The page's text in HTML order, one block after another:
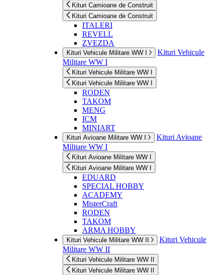
Kituri Camioane de Construit
Kituri Camioane de Construit
ITALERI
REVELL
ZVEZDA
Kituri Vehicule Militare WW I
Kituri Vehicule
Militare WW I
Kituri Vehicule Militare WW I
Kituri Vehicule Militare WW I
RODEN
TAKOM
MENG
ICM
MINIART
Kituri Avioane Militare WW I
Kituri Avioane
Militare WW I
Kituri Avioane Militare WW I
Kituri Avioane Militare WW I
EDUARD
SPECIAL HOBBY
ACADEMY
MisterCraft
RODEN
TAKOM
ARMA HOBBY
Kituri Vehicule Militare WW II
Kituri Vehicule
Militare WW II
Kituri Vehicule Militare WW II
Kituri Vehicule Militare WW II